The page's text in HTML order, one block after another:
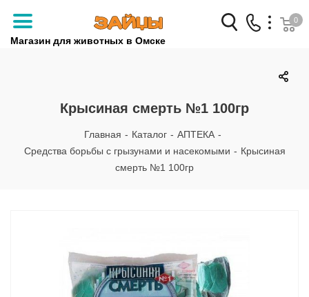
Магазин для животных в Омске
Заказать звонок
+7 (3812) 79-04-04
+7 (950) 959-88-32
0
Крысиная смерть №1 100гр
Главная - Каталог - АПТЕКА -
Средства борьбы с грызунами и насекомыми - Крысиная
смерть №1 100гр